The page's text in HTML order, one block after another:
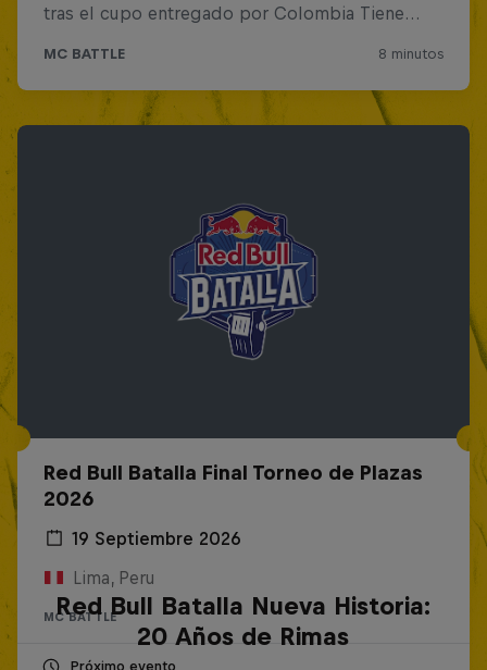
Red Bull Batalla Final Torneo de Plazas
2026
19 Septiembre 2026
Lima, Peru
MC BATTLE
Próximo evento
Red Bull Batalla Nueva Historia:
20 Años de Rimas